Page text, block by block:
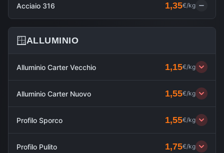
Acciaio 316 1,35€/kg
🪟ALLUMINIO
Alluminio Carter Vecchio 1,15€/kg
Alluminio Carter Nuovo 1,55€/kg
Profilo Sporco 1,55€/kg
Profilo Pulito 1,75€/kg